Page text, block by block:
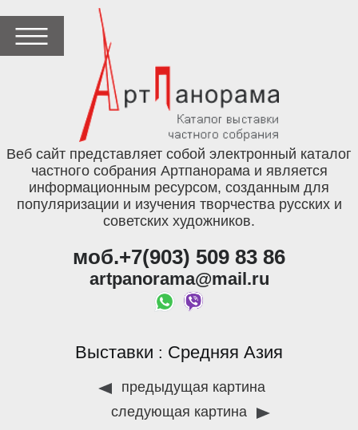
Веб сайт представляет собой электронный каталог
частного собрания Артпанорама и является
информационным ресурсом, созданным для
популяризации и изучения творчества русских и
советских художников.
моб.+7(903) 509 83 86
artpanorama@mail.ru
Выставки : Средняя Азия
предыдущая картина
следующая картина